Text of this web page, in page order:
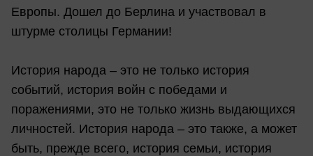
Европы. Дошел до Берлина и участвовал в
штурме столицы Германии!
История народа – это не только история
событий, история войн с победами и
поражениями, это не только жизнь выдающихся
личностей. История народа – это также, а может
быть, прежде всего, история семьи, история